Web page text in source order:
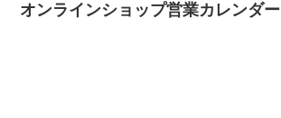
オンラインショップ営業カレンダー